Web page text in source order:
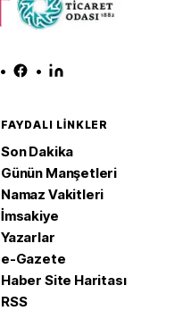
• •
FAYDALI LINKLER
Son Dakika
Günün Manşetleri
Namaz Vakitleri
İmsakiye
Yazarlar
e-Gazete
Haber Site Haritası
RSS